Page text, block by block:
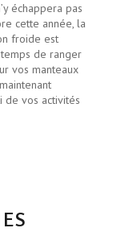
échappera pas
cette année, la
froide est
de ranger
vos manteaux
de vos activités